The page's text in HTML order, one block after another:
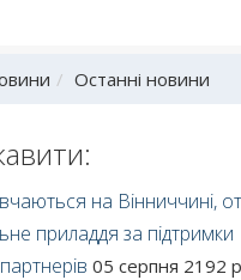
Останні новини
на Вінниччині,
приладдя за підтримки
05 серпня 2192